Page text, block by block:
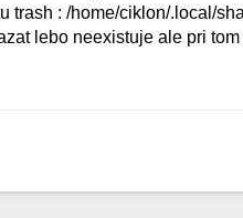
trash : /home/ciklon/.local/
lebo neexistuje ale pri